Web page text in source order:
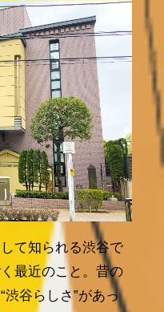
て知られる渋谷で
最近のこと。昔の
谷らしさ”があっ